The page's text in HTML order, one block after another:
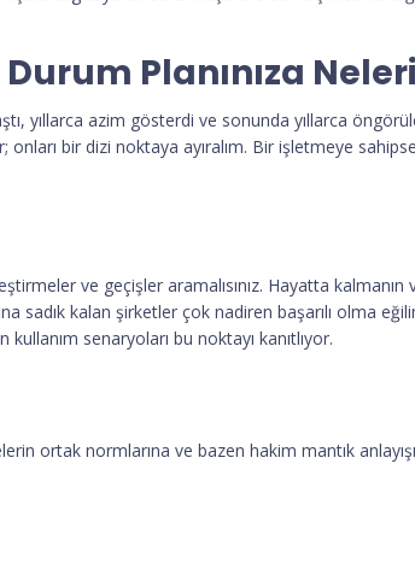
Planınıza
yıllarca azim gösterdi ve sonunda yıllarca
bir dizi noktaya ayıralım. Bir işletmeye
ve geçişler aramalısınız. Hayatta kalmanın
sadık kalan şirketler çok nadiren başarılı olma
senaryoları bu noktayı kanıtlıyor.
ortak normlarına ve bazen hakim mantık